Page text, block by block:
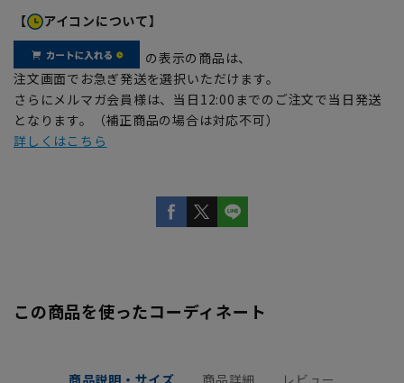
【 アイコンについて】
の表示の商品は、
注文画面でお急ぎ発送を選択いただけます。
さらにメルマガ会員様は、当日12:00までのご注文で当日発送
となります。（補正商品の場合は対応不可）
詳しくはこちら
この商品を使ったコーディネート
商品説明・サイズ 商品詳細 レビュー